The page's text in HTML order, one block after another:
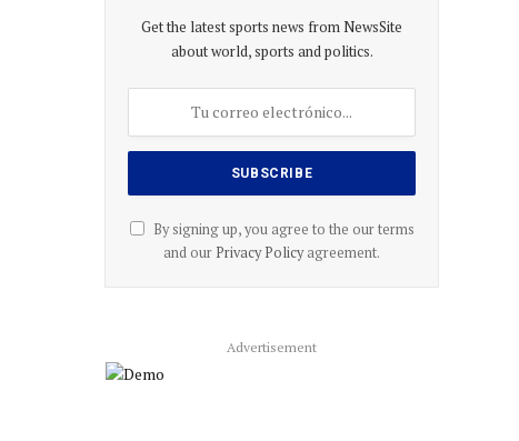
Get the latest sports news from NewsSite
about world, sports and politics.
By signing up, you agree to the our terms
and our Privacy Policyagreement.
Advertisement